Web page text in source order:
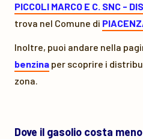
PICCOLI MARCO E C. SNC -
trova nel Comune di
Inoltre, puoi andare nella
benzina per scoprire i
zona.
Dove il gasolio costa